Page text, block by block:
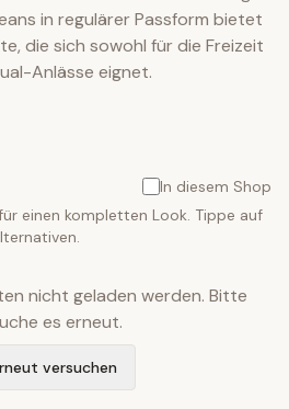
in regulärer Passform bietet
die sich sowohl für die Freizeit
Anlässe eignet.
In diesem Shop
einen kompletten Look. Tippe auf
nicht geladen werden. Bitte
es erneut.
versuchen